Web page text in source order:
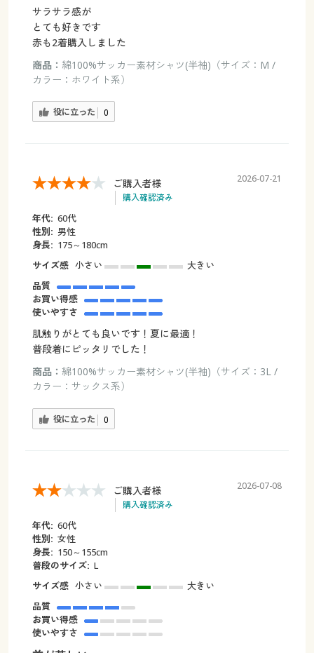
サラサラ感が
とても好きです
赤も2着購入しました
商品： 綿100%サッカー素材シャツ(半袖)（サイズ：M /
カラー：ホワイト系）
役に立った 0
ご購入者様
購入確認済み
2026-07-21
年代: 60代
性別: 男性
身長: 175～180cm
サイズ感 小さい
大きい
品質
お買い得感
使いやすさ
肌触りがとても良いです！夏に最適！
普段着にピッタリでした！
商品： 綿100%サッカー素材シャツ(半袖)（サイズ：3L /
カラー：サックス系）
役に立った 0
ご購入者様
購入確認済み
2026-07-08
年代: 60代
性別: 女性
身長: 150～155cm
普段のサイズ: L
サイズ感 小さい
大きい
品質
お買い得感
使いやすさ